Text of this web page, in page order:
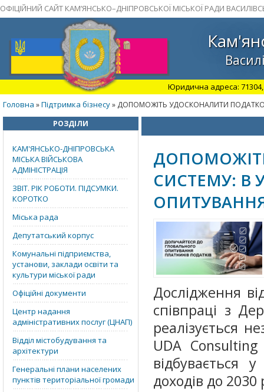
ОФІЦІЙНИЙ САЙТ КАМ’ЯНСЬКО–ДНІПРОВСЬКОЇ МІСЬКОЇ РАДИ
Юридична адреса: 71304,
Головна »Підтримка бізнесу» ДОПОМОЖІТЬ УДОСКОНАЛИТИ
РОЗДІЛИ
КАМ'ЯНСЬКО-ДНІПРОВСЬКА
МІСЬКА ВІЙСЬКОВА
АДМІНІСТРАЦІЯ
ЗВІТ. РІК РОБОТИ. ПІДСУМКИ.
КОРОТКО
Міська рада
Депутатський корпус
Комунальні підприємства,
установи, заклади освіти та
культури міської ради
Офіційні документи
Центр надання
адміністративних послуг (ЦНАП)
Відділ містобудування та
архітектури
Генеральні плани населених
пунктів територіальної громади
СИСТЕМУ: В
Дослідження
співпраці з
реалізується
UDA
відбувається
доходів до 2030